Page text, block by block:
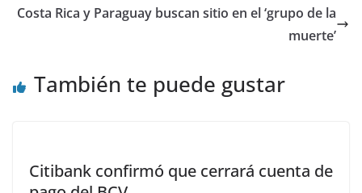
Costa Rica y Paraguay buscan sitio en el ‘grupo de la
muerte’
También te puede gustar
Citibank confirmó que cerrará cuenta de